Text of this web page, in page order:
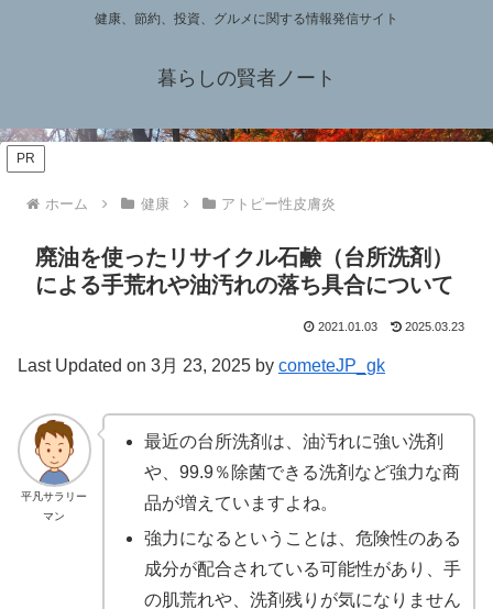
健康、節約、投資、グルメに関する情報発信サイト
暮らしの賢者ノート
PR
ホーム 健康 アトピー性皮膚炎
廃油を使ったリサイクル石鹸（台所洗剤）
による手荒れや油汚れの落ち具合について
2021.01.03 2025.03.23
Last Updated on 3月 23, 2025 by cometeJP_gk
平凡サラリー
マン
最近の台所洗剤は、油汚れに強い洗剤
や、99.9％除菌できる洗剤など強力な商
品が増えていますよね。
強力になるということは、危険性のある
成分が配合されている可能性があり、手
の肌荒れや、洗剤残りが気になりません